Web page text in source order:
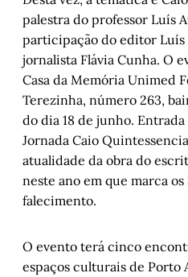
palestra do professor Luís
participação do editor Luís
jornalista Flávia Cunha. O
Casa da Memória Unimed
Terezinha, número 263,
do dia 18 de junho.
Jornada Caio
atualidade da obra do
neste ano em que marca os
falecimento.
O evento terá cinco
espaços culturais de Porto